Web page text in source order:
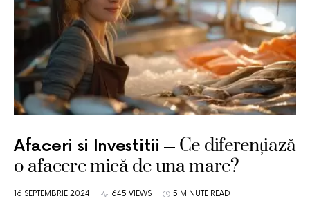
Afaceri si Investitii
Ce diferențiază
o afacere mică de una mare?
16 SEPTEMBRIE 2024 645 VIEWS 5 MINUTE READ